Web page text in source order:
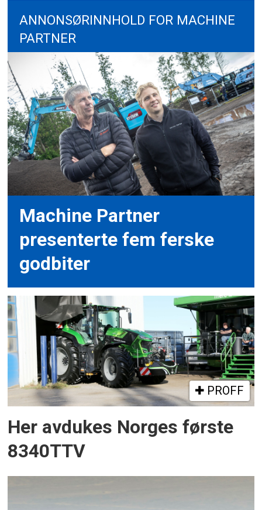
ANNONSØRINNHOLD FOR MACHINE
PARTNER
Machine Partner
presenterte fem ferske
godbiter
PROFF
Her avdukes Norges første
8340TTV